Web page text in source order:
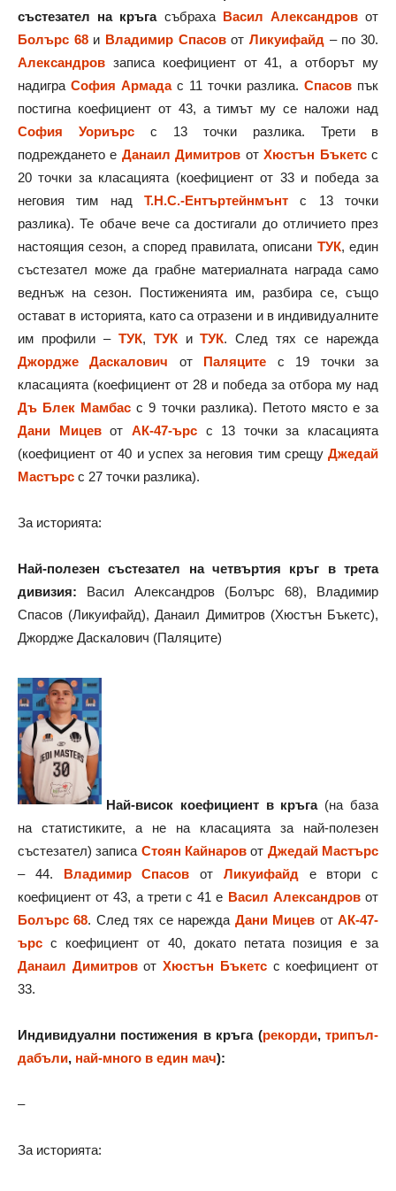
състезател на кръгасъбраха Васил Александровот
Болърс 68и Владимир СпасовотЛикуифайд – по 30.
Александров записа коефициент от 41, а отборът му
надигра София Армадас 11 точки разлика. Спасов пък
постигна коефициент от 43, а тимът му се наложи над
София Уориърс с 13 точки разлика. Трети в
подреждането е Данаил Димитров отХюстън Бъкетсс
20 точки за класацията (коефициент от 33 и победа за
неговия тим над Т.Н.С.-Ентъртейнмънт с 13 точки
разлика). Те обаче вече са достигали до отличието през
настоящия сезон, а според правилата, описани ТУК, един
състезател може да грабне материалната награда само
веднъж на сезон. Постиженията им, разбира се, също
остават в историята, като са отразени и в индивидуалните
им профили – ТУК, ТУК иТУК. След тях се нарежда
Джордже Даскалович
от Паляците с 19 точки за
класацията (коефициент от 28 и победа за отбора му над
Дъ Блек Мамбас с 9 точки разлика). Петото място е за
Дани Мицевот АК-47-ърсс 13 точки за класацията
(коефициент от 40 и успех за неговия тим срещу Джедай
Мастърс с 27 точки разлика).
За историята:
Най-полезен състезател на четвъртия кръг в трета
дивизия: Васил Александров (Болърс 68), Владимир
Спасов (Ликуифайд), Данаил Димитров (Хюстън Бъкетс),
Джордже Даскалович (Паляците)
Най-висок коефициент в кръга(на база
на статистиките, а не на класацията за най-полезен
състезател) записа Стоян Кайнаров от Джедай Мастърс
– 44. Владимир Спасов от Ликуифайде втори с
коефициент от 43, а трети с 41 е Васил Александровот
Болърс 68. След тях се нарежда Дани Мицев отАК-47-
ърс с коефициент от 40, докато петата позиция е за
Данаил ДимитровотХюстън Бъкетсс коефициент от
33.
Индивидуални постижения в кръга (рекорди,трипъл-
дабъли, най-много в един мач):
–
За историята: